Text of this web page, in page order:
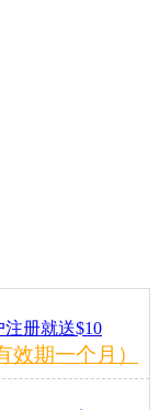
注册就送$10
期一个月）